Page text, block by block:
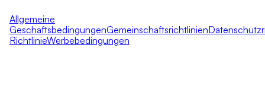
Allgemeine
GeschäftsbedingungenGemeinschaftsrichtlinien
RichtlinieWerbebedingungen